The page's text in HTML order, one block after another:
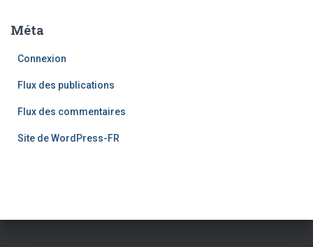
Méta
Connexion
Flux des publications
Flux des commentaires
Site de WordPress-FR